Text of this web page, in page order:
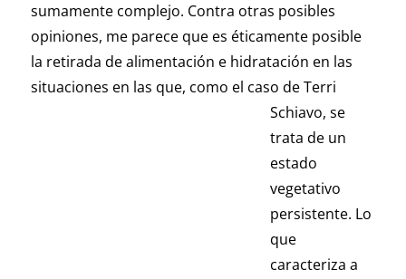
sumamente complejo. Contra otras posibles
opiniones, me parece que es éticamente posible
la retirada de alimentación e hidratación en las
situaciones en las que, como el caso de Terri
Schiavo, se
trata de un
estado
vegetativo
persistente. Lo
que
caracteriza a